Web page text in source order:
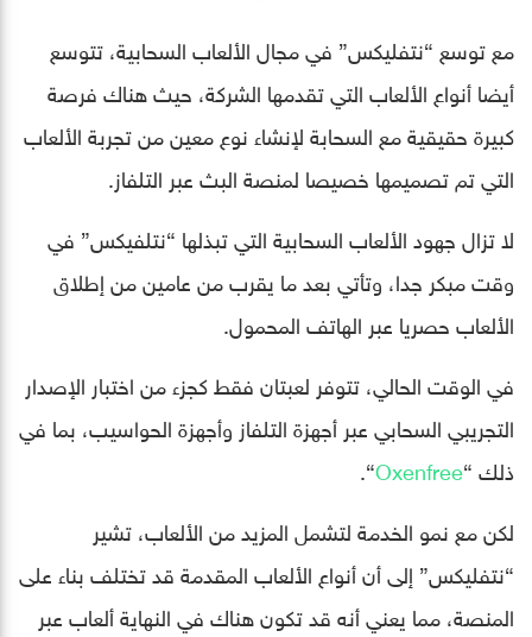
مع توسع “نتفليكس” في مجال الألعاب السحابية، تتوسع
أيضا أنواع الألعاب التي تقدمها الشركة، حيث هناك فرصة
كبيرة حقيقية مع السحابة لإنشاء نوع معين من تجربة الألعاب
التي تم تصميمها خصيصا لمنصة البث عبر التلفاز.
لا تزال جهود الألعاب السحابية التي تبذلها “نتلفيكس” في
وقت مبكر جدا، وتأتي بعد ما يقرب من عامين من إطلاق
الألعاب حصريا عبر الهاتف المحمول.
في الوقت الحالي، تتوفر لعبتان فقط كجزء من اختبار الإصدار
التجريبي السحابي عبر أجهزة التلفاز وأجهزة الحواسيب، بما في
ذلك “Oxenfree
“.
لكن مع نمو الخدمة لتشمل المزيد من الألعاب، تشير
“نتفليكس” إلى أن أنواع الألعاب المقدمة قد تختلف بناء على
المنصة، مما يعني أنه قد تكون هناك في النهاية ألعاب عبر